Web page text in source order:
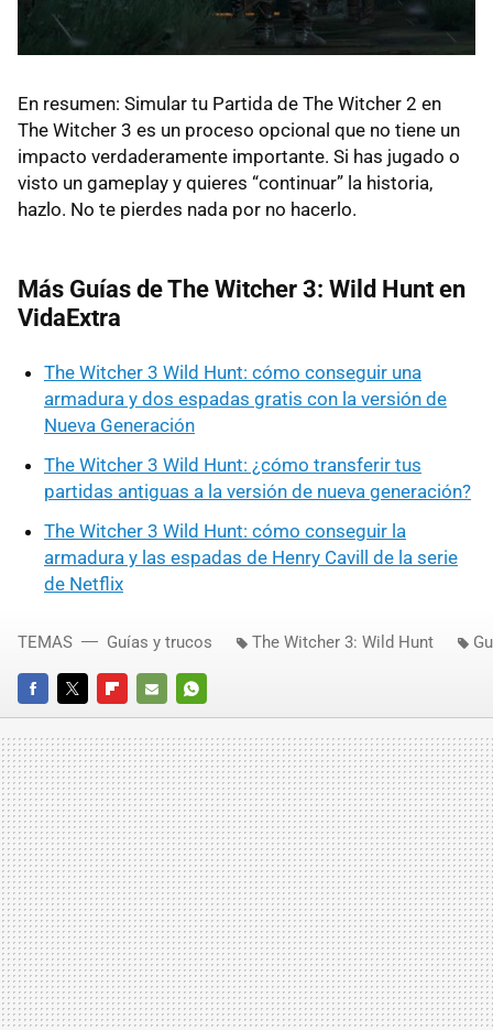
En resumen: Simular tu Partida de The Witcher 2 en
The Witcher 3 es un proceso opcional que no tiene un
impacto verdaderamente importante. Si has jugado o
visto un gameplay y quieres “continuar” la historia,
hazlo. No te pierdes nada por no hacerlo.
Más Guías de The Witcher 3: Wild Hunt en
VidaExtra
The Witcher 3 Wild Hunt: cómo conseguir una
armadura y dos espadas gratis con la versión de
Nueva Generación
The Witcher 3 Wild Hunt: ¿cómo transferir tus
partidas antiguas a la versión de nueva generación?
The Witcher 3 Wild Hunt: cómo conseguir la
armadura y las espadas de Henry Cavill de la serie
de Netflix
FACEBOOKTWITTERFLIPBOARD
E-
MAIL
WHATSAPP
TEMAS Guías y trucos The Witcher 3: Wild Hunt